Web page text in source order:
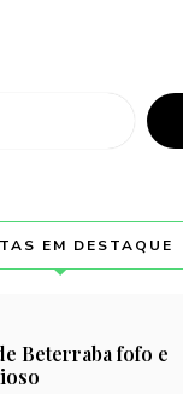
EM DESTAQUE
Beterraba fofo e